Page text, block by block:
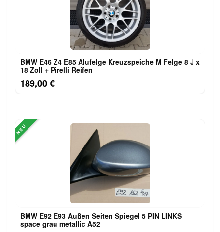
BMW E46 Z4 E85 Alufelge Kreuzspeiche M Felge 8 J x
18 Zoll + Pirelli Reifen
189,00 €
NEU
BMW E92 E93 Außen Seiten Spiegel 5 PIN LINKS
space grau metallic A52